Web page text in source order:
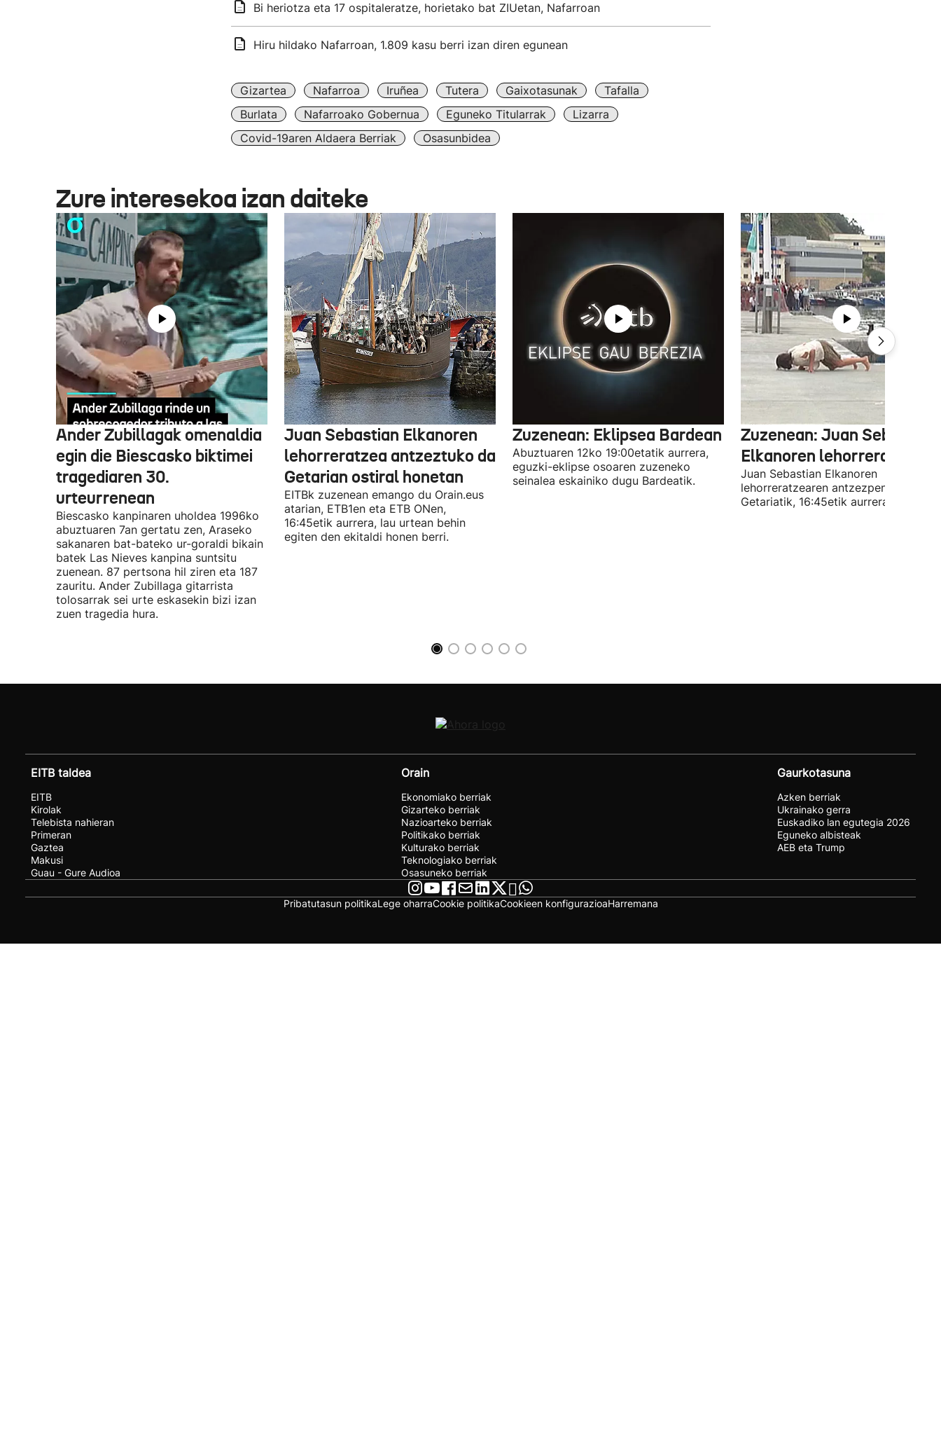
Bi heriotza eta 17 ospitaleratze, horietako bat ZIUetan, Nafarroan
Hiru hildako Nafarroan, 1.809 kasu berri izan diren egunean
Gizartea Nafarroa Iruñea Tutera Gaixotasunak
Tafalla
Burlata
Nafarroako Gobernua Eguneko Titularrak
Lizarra
Covid-19aren Aldaera Berriak
Osasunbidea
Zure interesekoa izan daiteke
Ander Zubillagak omenaldia
egin die Biescasko biktimei
tragediaren 30.
urteurrenean
Biescasko kanpinaren uholdea 1996ko
abuztuaren 7an gertatu zen, Araseko
sakanaren bat-bateko ur-goraldi bikain
batek Las Nieves kanpina suntsitu
zuenean. 87 pertsona hil ziren eta 187
zauritu. Ander Zubillaga gitarrista
tolosarrak sei urte eskasekin bizi izan
zuen tragedia hura.
Juan Sebastian Elkanoren
lehorreratzea antzeztuko da
Getarian ostiral honetan
EITBk zuzenean emango du Orain.eus
atarian, ETB1en eta ETB ONen,
16:45etik aurrera, lau urtean behin
egiten den ekitaldi honen berri.
Zuzenean: Eklipsea Bardean
Abuztuaren 12ko 19:00etatik aurrera,
eguzki-eklipse osoaren zuzeneko
seinalea eskainiko dugu Bardeatik.
Zuzenean: Juan Sebastian
Elkanoren lehorreratzea
Juan Sebastian Elkanoren
lehorreratzearen antzezpena
Getariatik, 16:45etik aurrera.
EITB taldea
EITB
Kirolak
Telebista nahieran
Primeran
Gaztea
Makusi
Guau - Gure Audioa
Orain
Ekonomiako berriak
Gizarteko berriak
Nazioarteko berriak
Politikako berriak
Kulturako berriak
Teknologiako berriak
Osasuneko berriak
Gaurkotasuna
Azken berriak
Ukrainako gerra
Euskadiko lan egutegia 2026
Eguneko albisteak
AEB eta Trump
Pribatutasun politikaLege oharraCookie politikaCookieen konfigurazioaHarremana